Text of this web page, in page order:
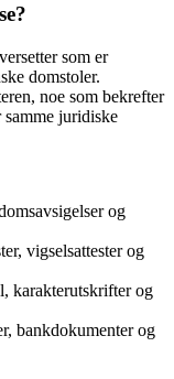
som er
domstoler.
noe som bekrefter
samme juridiske
og
vigselsattester og
karakterutskrifter og
bankdokumenter og